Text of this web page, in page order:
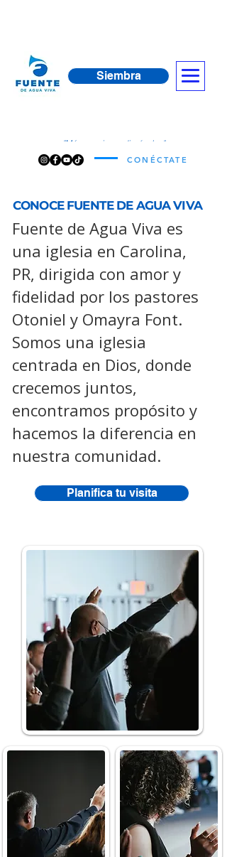
Siembra
"Más y mejores discípulos"
CONÉCTATE
CONOCE FUENTE DE AGUA VIVA
Fuente de Agua Viva es
una iglesia en Carolina,
PR, dirigida con amor y
fidelidad por los pastores
Otoniel y Omayra Font.
Somos una iglesia
centrada en Dios, donde
crecemos juntos,
encontramos propósito y
hacemos la diferencia en
nuestra comunidad.
Planifica tu visita